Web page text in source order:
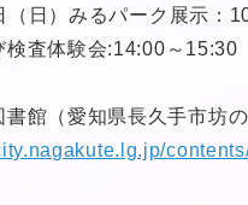
（日）みるパーク展示：
検査体験会:14:00～15:30
館（愛知県長久手市坊の